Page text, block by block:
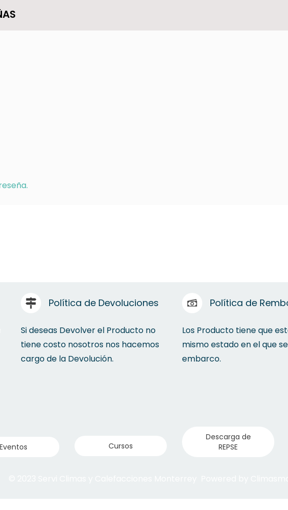
Política de Devoluciones
Si deseas Devolver el Producto no
tiene costo nosotros nos hacemos
cargo de la Devolución.
Política de
Los Producto tiene que
mismo estado en el que se
embarco.
Eventos Cursos
Descarga de
REPSE